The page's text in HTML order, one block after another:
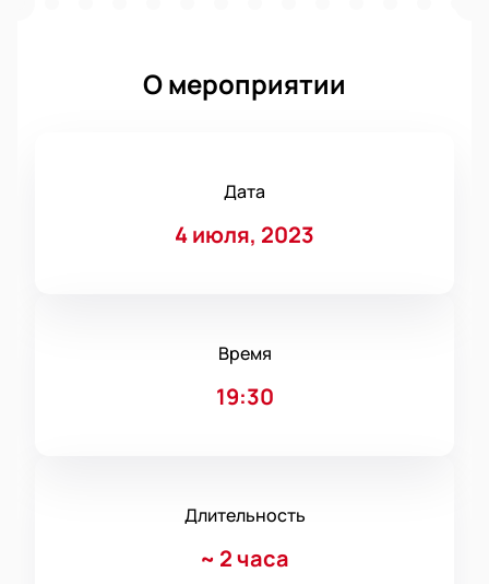
О мероприятии
Дата
4 июля, 2023
Время
19:30
Длительность
~ 2 часа